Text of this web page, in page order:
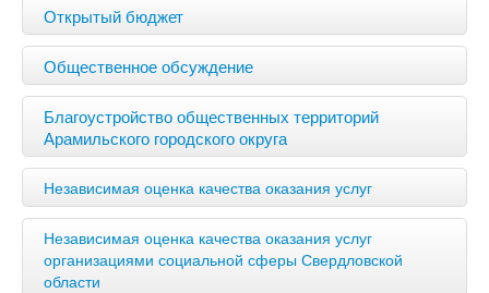
Открытый бюджет
Общественное обсуждение
Благоустройство общественных территорий
Арамильского городского округа
Независимая оценка качества оказания услуг
Независимая оценка качества оказания услуг
организациями социальной сферы Свердловской
области